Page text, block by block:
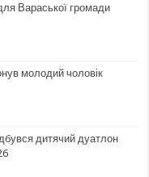
Вараської громади
молодий чоловік
дитячий дуатлон